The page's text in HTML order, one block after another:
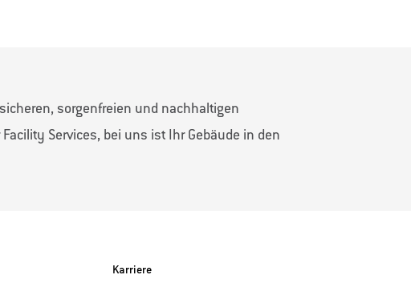
sorgenfreien und nachhaltigen
Services, bei uns ist Ihr Gebäude in den
Karriere